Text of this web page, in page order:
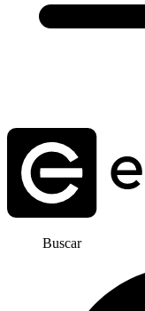
Buscar